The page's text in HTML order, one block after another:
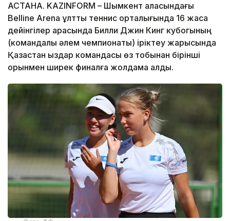
АСТАНА. KAZINFORM – Шымкент қаласындағы
Belline Arena ұлттық теннис орталығында 16 жасқа
дейінгілер арасында Билли Джин Кинг кубогының
(командалық әлем чемпионаты) іріктеу жарысында
Қазақстан қыздар командасы өз тобынан бірінші
орынмен ширек финалға жолдама алды.